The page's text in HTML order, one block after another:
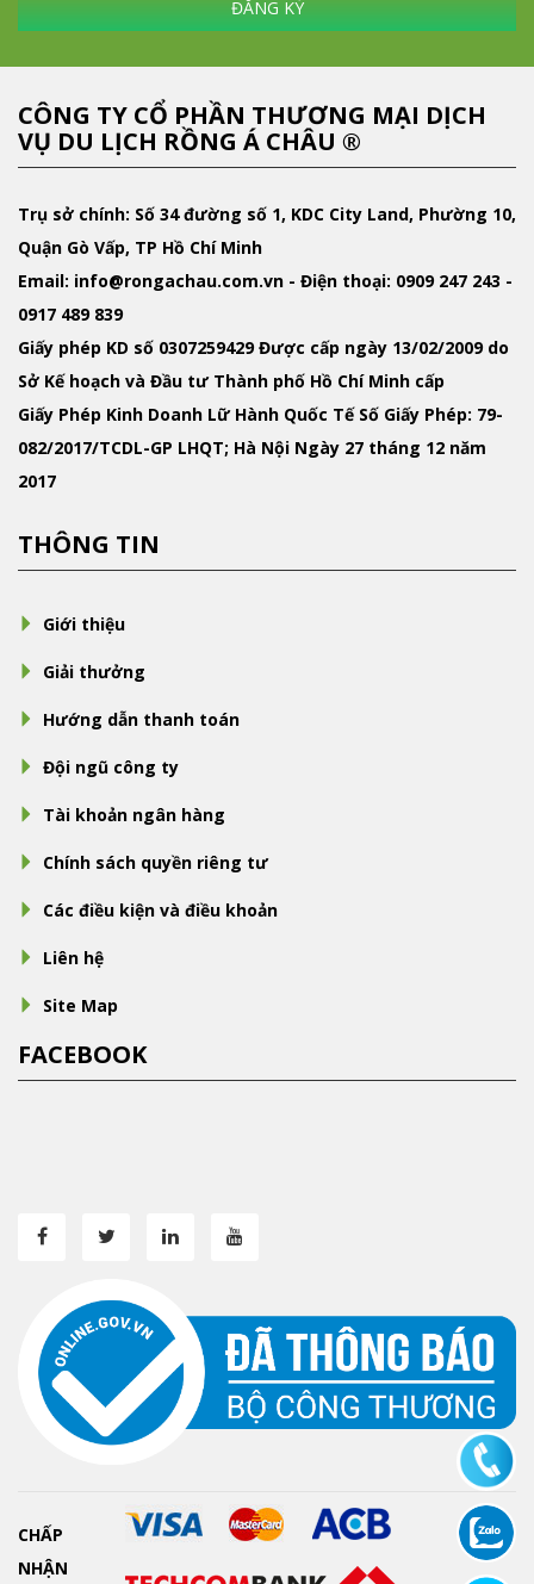
ĐĂNG KÝ
CÔNG TY CỔ PHẦN THƯƠNG MẠI DỊCH
VỤ DU LỊCH RỒNG Á CHÂU ®
Trụ sở chính: Số 34 đường số 1, KDC City Land, Phường 10,
Quận Gò Vấp, TP Hồ Chí Minh
Email: info@rongachau.com.vn - Điện thoại: 0909 247 243 -
0917 489 839
Giấy phép KD số 0307259429 Được cấp ngày 13/02/2009 do
Sở Kế hoạch và Đầu tư Thành phố Hồ Chí Minh cấp
Giấy Phép Kinh Doanh Lữ Hành Quốc TếSố Giấy Phép: 79-
082/2017/TCDL-GP LHQT; Hà Nội Ngày 27 tháng 12 năm
2017
THÔNG TIN
Giới thiệu
Giải thưởng
Hướng dẫn thanh toán
Đội ngũ công ty
Tài khoản ngân hàng
Chính sách quyền riêng tư
Các điều kiện và điều khoản
Liên hệ
Site Map
FACEBOOK
CHẤP
NHẬN